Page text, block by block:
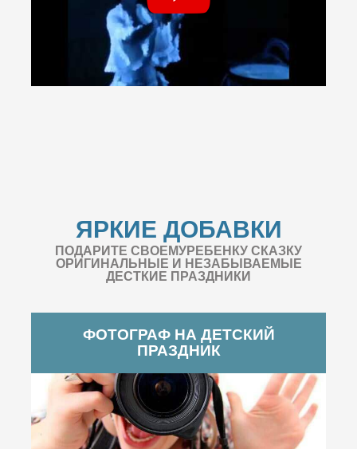
ЯРКИЕ ДОБАВКИ
ПОДАРИТЕ СВОЕМУРЕБЕНКУ СКАЗКУ
ОРИГИНАЛЬНЫЕ И НЕЗАБЫВАЕМЫЕ
ДЕСТКИЕ ПРАЗДНИКИ
ФОТОГРАФ НА ДЕТСКИЙ
ПРАЗДНИК